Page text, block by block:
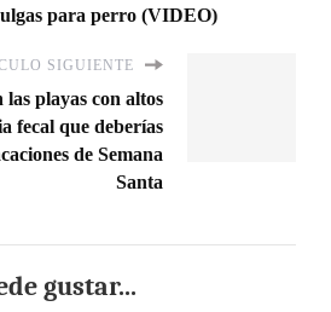
para perro (VIDEO)
SIGUIENTE
las playas con altos
fecal que deberías
de Semana
Santa
gustar...